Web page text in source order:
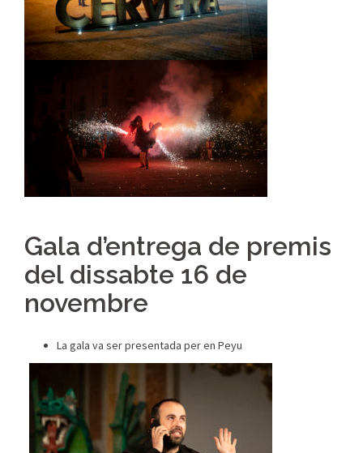
Gala d’entrega de premis
del dissabte 16 de
novembre
La gala va ser presentada per en Peyu